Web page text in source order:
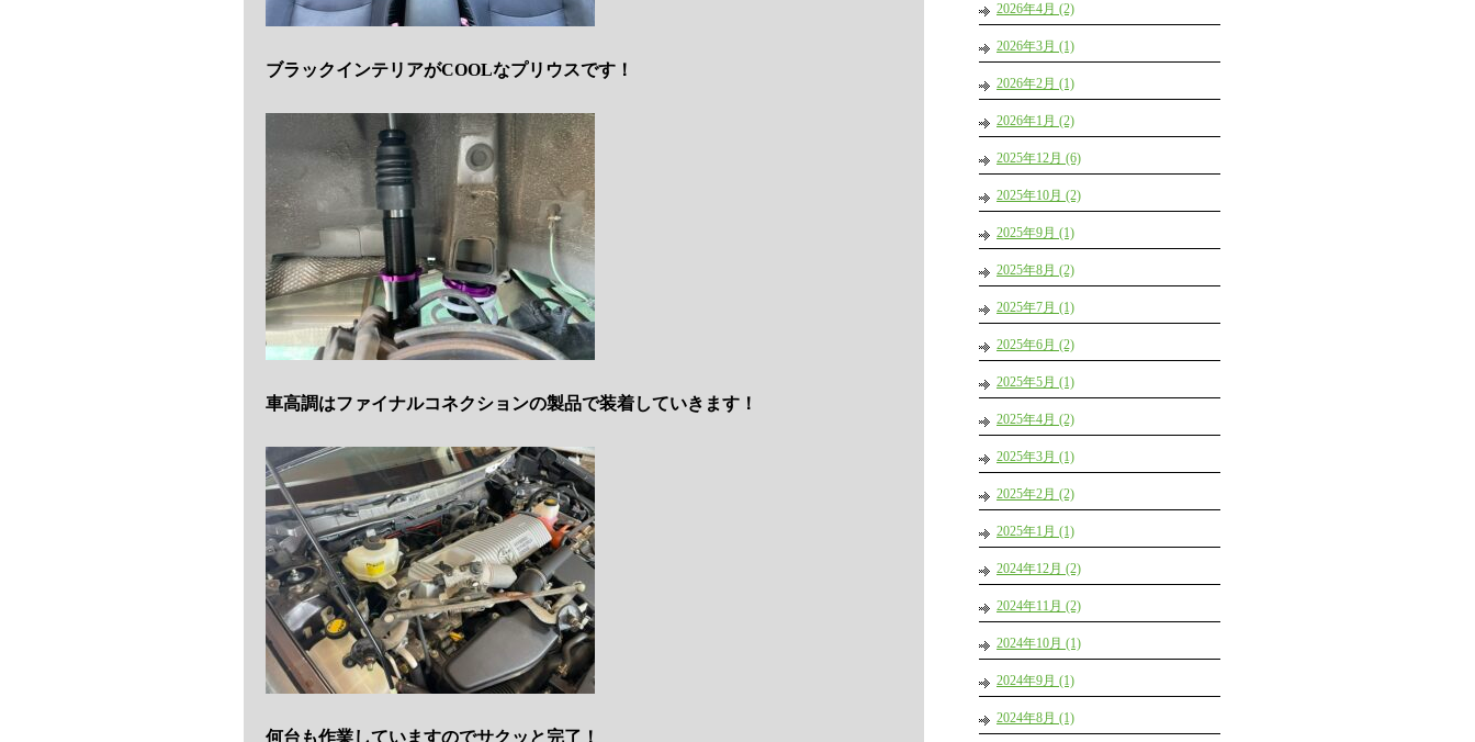
ブラックインテリアがCOOLなプリウスです！
車高調はファイナルコネクションの製品で装着していきます！
何台も作業していますのでサクッと完了！
2026年4月 (2)
2026年3月 (1)
2026年2月 (1)
2026年1月 (2)
2025年12月 (6)
2025年10月 (2)
2025年9月 (1)
2025年8月 (2)
2025年7月 (1)
2025年6月 (2)
2025年5月 (1)
2025年4月 (2)
2025年3月 (1)
2025年2月 (2)
2025年1月 (1)
2024年12月 (2)
2024年11月 (2)
2024年10月 (1)
2024年9月 (1)
2024年8月 (1)